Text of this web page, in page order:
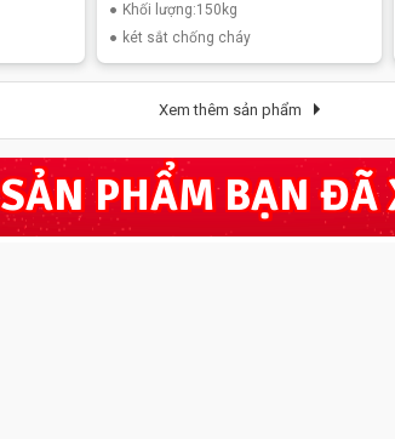
Khối lượng:150kg
két sắt chống cháy
Xem thêm sản phẩm
SẢN PHẨM BẠN ĐÃ